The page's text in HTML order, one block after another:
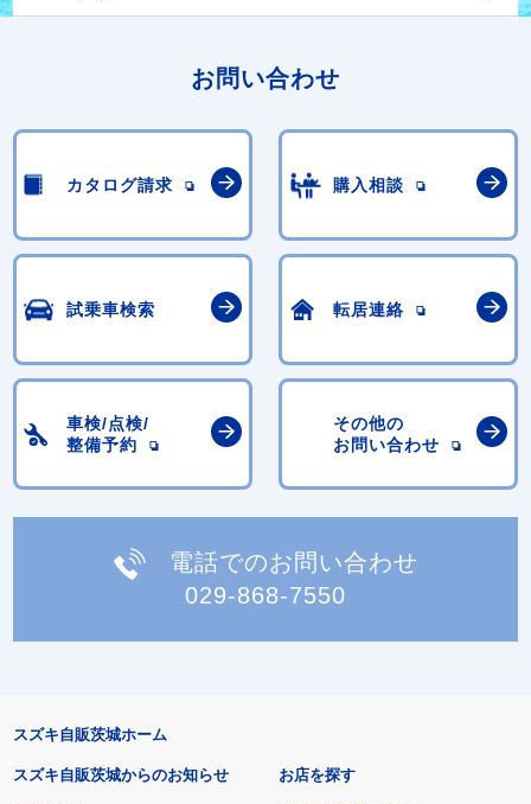
お問い合わせ
カタログ請求 購入相談
試乗車検索 転居連絡
車検/点検/
整備予約
その他の
お問い合わせ
電話でのお問い合わせ
029-868-7550
スズキ自販茨城ホーム
スズキ自販茨城からのお知らせ お店を探す